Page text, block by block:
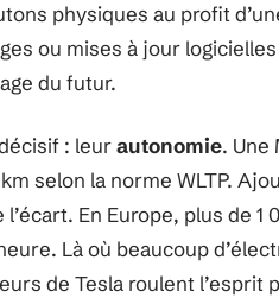
physiques au profit
ou mises à jour
du futur.
: leurautonomie. Une
selon la norme WLTP.
En Europe, plus de 1
Là où beaucoup
de Tesla roulent l’esprit